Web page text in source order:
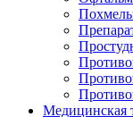
Медицинская